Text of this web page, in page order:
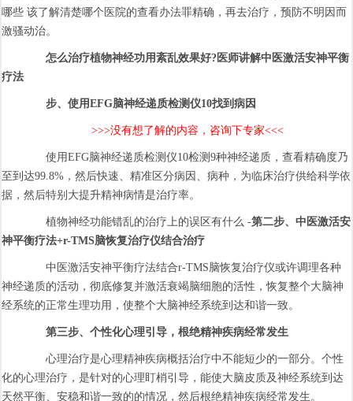
哪些 该了解清楚哪个医院的查看办法罪精确，再去治疗，预防不明因而
激骚动治。
怎么治疗植物神经功用紊乱效果好?医师讲解中医激活安神平衡
疗法
步、使用EFG脑神经递质检测仪10找到病因
>>>没有想了解的内容，咨询下专家<<<
使用EFG脑神经递质检测仪10检测9种神经递质，查看精确度乃
至到达99.8%，然后快速、精准区分病因、病种，为临床治疗供给科学依
据，然后特别大提升精神病情是治疗率。
植物神经功能错乱的治疗上的误区有什么 -第二步、中医激活安
神平衡疗法+r-TMS脑恢复治疗仪结合治疗
中医激活安神平衡疗法结合r-TMS脑恢复治疗仪或许调理各种
神经递质的活动，彻底修复并激活衰竭脑细胞的活性，恢复整个大脑神
经系统的正常生理功用，使整个大脑神经系统到达和谐一致。
第三步、个性化心理引导，根绝精神疾病经常发生
心理治疗是心理精神疾病概括治疗中不能短少的一部分。个性
化的心理治疗，是针对的心理盯梢引导，能使大脑皮质及神经系统到达
天然平衡、安稳和谐一致的的情况，然后根绝精神疾病经常发生。